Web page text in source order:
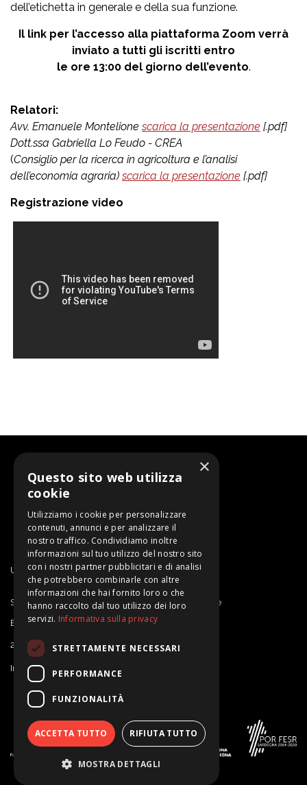
dell’etichetta in generale e della sua funzione.
Il link per l’accesso alla piattaforma Zoom verrà
inviato a tutti gli iscritti entro
le ore 13:00 del giorno dell’evento.
Relatori:
Avv. Emanuele Montelionescarica la presentazione [.pdf]
Dott.ssa Gabriella Lo Feudo - CREA
(Consiglio per la ricerca in agricoltura e l’analisi
dell’economia agraria)scarica la presentazione [.pdf]
Registrazione video
Un progetto di SARDEGNA RICERCHE
Sardegna Ricerche | Sportello Proprietà Intellettuale
E-mail: ipdesk@sardegnaricerche.it
2025 Sardegna Ricerche
Informativa Privacy e Note Legali
×
Questo sito web utilizza
cookie
Utilizziamo i cookie per personalizzare
contenuti, annunci e per analizzare il
nostro traffico. Condividiamo inoltre
informazioni sul tuo utilizzo del nostro sito
con i nostri partner pubblicitari e di analisi
che potrebbero combinarle con altre
informazioni che hai fornito loro o che
hanno raccolto dal tuo utilizzo dei loro
servizi. Informativa sulla privacy
STRETTAMENTE NECESSARI
PERFORMANCE
FUNZIONALITÀ
ACCETTA TUTTO RIFIUTA TUTTO
MOSTRA DETTAGLI